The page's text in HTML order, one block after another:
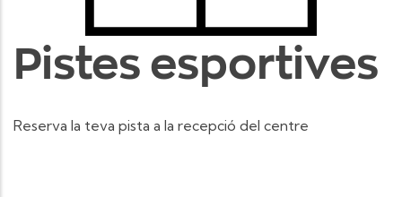
Pistes esportives
Reserva la teva pista a la recepció del centre